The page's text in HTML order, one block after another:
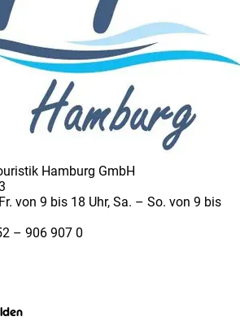
Hamburg GmbH
von 9 bis 18 Uhr, Sa. – So. von 9 bis
– 906 907 0